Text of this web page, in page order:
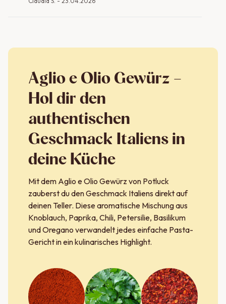
Aglio e Olio Gewürz –
Hol dir den
authentischen
Geschmack Italiens in
deine Küche
Mit dem Aglio e Olio Gewürz von Potluck
zauberst du den Geschmack Italiens direkt auf
deinen Teller. Diese aromatische Mischung aus
Knoblauch, Paprika, Chili, Petersilie, Basilikum
und Oregano verwandelt jedes einfache Pasta-
Gericht in ein kulinarisches Highlight.